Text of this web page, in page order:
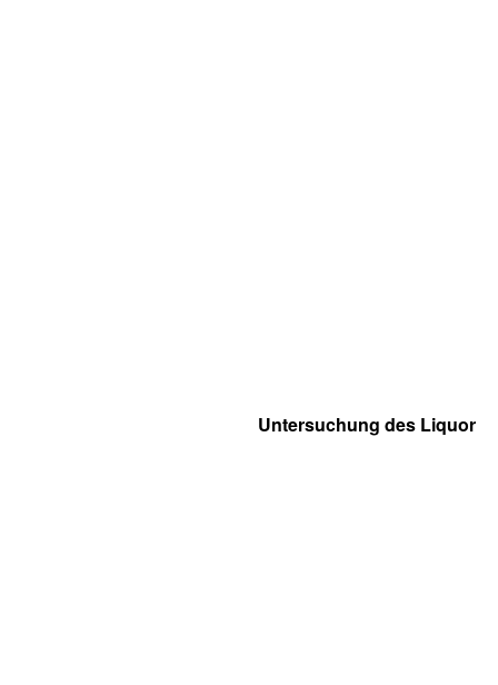
Untersuchung des Liquor